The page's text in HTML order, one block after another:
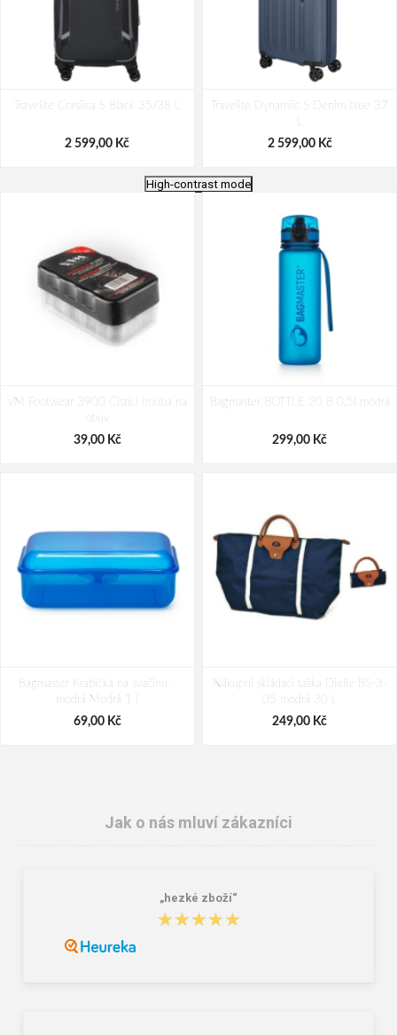
Travelite Corsiica S Black 35/38 L
2 599,00 Kč
Travelite Dynamiic S Denim blue 37
2 599,00 Kč
3 119,00 Kč
43/48 L
High-contrast mode
VM Footwear 3900 Čistící houba na
obuv
39,00 Kč
Bagmaster BOTTLE 20 B 0,5l modrá
299,00 Kč
Bagmaster Krabička na svačinu -
modrá Modrá 1 l
69,00 Kč
Nákupní skládací taška Dielle BS-3-
05 modrá 30 L
249,00 Kč
Jak o nás mluví zákazníci
„hezké zboží“
★★★★★
★★★★★